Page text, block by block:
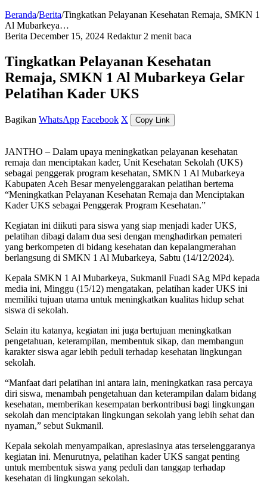
Beranda/Berita/Tingkatkan Pelayanan Kesehatan Remaja, SMKN 1
Al Mubarkeya…
Berita December 15, 2024 Redaktur 2 menit baca
Tingkatkan Pelayanan Kesehatan
Remaja, SMKN 1 Al Mubarkeya Gelar
Pelatihan Kader UKS
Bagikan WhatsApp Facebook X Copy Link
JANTHO – Dalam upaya meningkatkan pelayanan kesehatan
remaja dan menciptakan kader, Unit Kesehatan Sekolah (UKS)
sebagai penggerak program kesehatan, SMKN 1 Al Mubarkeya
Kabupaten Aceh Besar menyelenggarakan pelatihan bertema
“Meningkatkan Pelayanan Kesehatan Remaja dan Menciptakan
Kader UKS sebagai Penggerak Program Kesehatan.”
Kegiatan ini diikuti para siswa yang siap menjadi kader UKS,
pelatihan dibagi dalam dua sesi dengan menghadirkan pemateri
yang berkompeten di bidang kesehatan dan kepalangmerahan
berlangsung di SMKN 1 Al Mubarkeya, Sabtu (14/12/2024).
Kepala SMKN 1 Al Mubarkeya, Sukmanil Fuadi SAg MPd kepada
media ini, Minggu (15/12) mengatakan, pelatihan kader UKS ini
memiliki tujuan utama untuk meningkatkan kualitas hidup sehat
siswa di sekolah.
Selain itu katanya, kegiatan ini juga bertujuan meningkatkan
pengetahuan, keterampilan, membentuk sikap, dan membangun
karakter siswa agar lebih peduli terhadap kesehatan lingkungan
sekolah.
“Manfaat dari pelatihan ini antara lain, meningkatkan rasa percaya
diri siswa, menambah pengetahuan dan keterampilan dalam bidang
kesehatan, memberikan kesempatan berkontribusi bagi lingkungan
sekolah dan menciptakan lingkungan sekolah yang lebih sehat dan
nyaman,” sebut Sukmanil.
Kepala sekolah menyampaikan, apresiasinya atas terselenggaranya
kegiatan ini. Menurutnya, pelatihan kader UKS sangat penting
untuk membentuk siswa yang peduli dan tanggap terhadap
kesehatan di lingkungan sekolah.